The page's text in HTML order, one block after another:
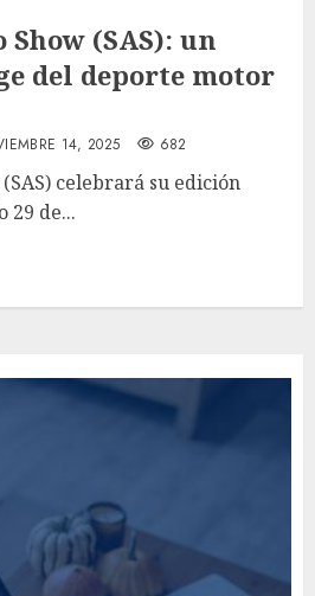
(SAS): un
del deporte motor
14, 2025 682
celebrará su edición
29 de...